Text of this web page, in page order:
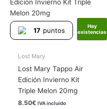
Hay
existencias
17 puntos
Lost Mary
Lost Mary Tappo Air
Edición Invierno Kit
Triple Melon 20mg
8.50€ IVA incluido